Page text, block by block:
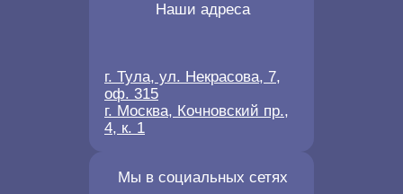
Мы в социальных сетях
Наши адреса
г. Тула, ул. Некрасова, 7,
оф. 315
г. Москва, Кочновский пр.,
4, к. 1